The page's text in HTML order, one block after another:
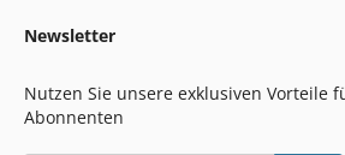
Newsletter
Nutzen Sie unsere exklusiven Vorteile
Abonnenten